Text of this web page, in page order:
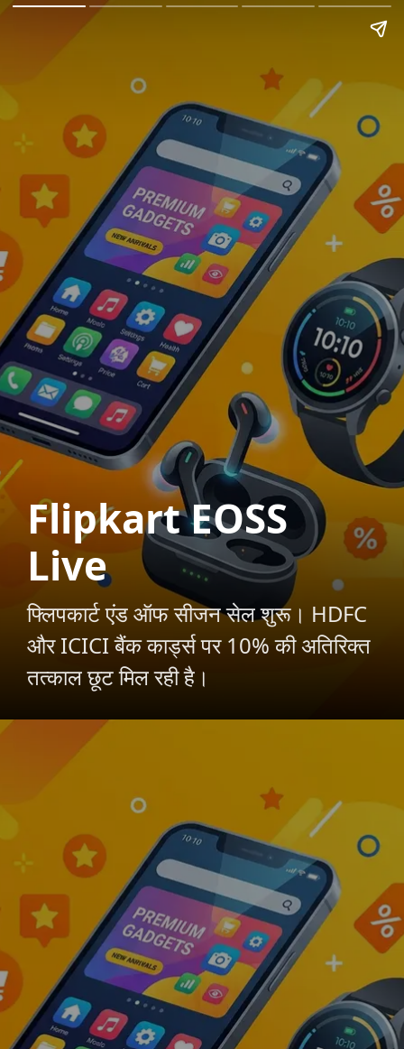
Flipkart EOSS
Live
फ्लिपकार्ट एंड ऑफ सीजन सेल शुरू। HDFC
और ICICI बैंक कार्ड्स पर 10% की अतिरिक्त
तत्काल छूट मिल रही है।